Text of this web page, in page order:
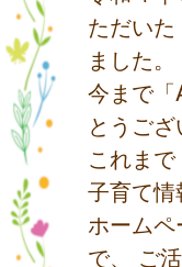
ただい
ました。
今まで
とうござ
これま
子育て
ホーム
で、 ご